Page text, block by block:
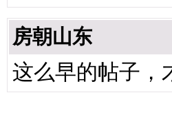
房朝山东
这么早的帖子，